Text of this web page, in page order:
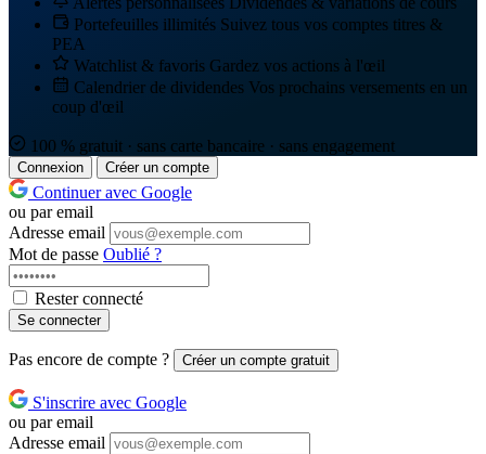
Portefeuilles illimités Suivez tous vos comptes titres &
PEA
Watchlist & favoris Gardez vos actions à l'œil
Calendrier de dividendes Vos prochains versements en un
coup d'œil
100 % gratuit · sans carte bancaire · sans engagement
Connexion Créer un compte
Continuer avec Google
ou par email
Adresse email
Mot de passe Oublié ?
Rester connecté
Se connecter
Pas encore de compte ? Créer un compte gratuit
S'inscrire avec Google
ou par email
Adresse email